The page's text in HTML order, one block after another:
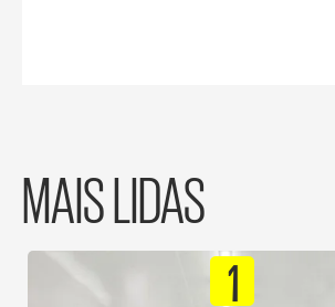
MAIS LIDAS
1